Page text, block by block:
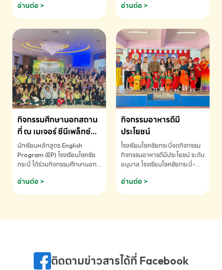
ข้อมูลเพิ่มเติม โทร. 075-691910
อ่านต่อ >
ด.ช.พัทธนันท์ พรหมพันธ์ ชั้น
อนุบาล EP K3 โรงเรียนโชคชัย
แข่งขันคณิตศาสตร์และคณิตคิด
เร็วนานาชาติ ครั้งที่ 46 ประจำปี
2569 ณ ประเทศสิงคโปร์
INTERNATIONAL
MATHEMATICS AND
MENTAL ARITHMETIC
COMPETITION 2026 - ถ้วย
รางวัลรองชนะเลิศอันดับที่ 2
Mental Arithmetic
Competition K2 - ถ้วยรางวัล
รองชนะเลิศอันดับที่ 2 Mental
K2(Grop) โรงเรียนโชคชัยกระบี่-
สอบถามข้อมูลเพิ่มเติม โทร.
075-691910
อ่านต่อ >
กิจกรรมศึกษานอกสถาน
ที่ ณ เมเจอร์ ซีนีเพล็กซ์
ระดับประถมศึกษา (EP.1-
6)
นักเรียนหลักสูตร English
Program (EP) โรงเรียนโชคชัย
กระบี่ ได้ร่วมกิจกรรมศึกษานอก
ชมภาพยนตร์ Toy Story 5
(Soundtrack)เพื่อเสริมทักษะ
ภาษา ผ่านประสบการณ์การเรียนรู้
075-691910
อ่านต่อ >
กิจกรรมอาหารดีมี
ประโยชน์
โรงเรียนโชคชัยกระบี่จดกิจกรรม
กิจกรรมอาหารดีมีประโยชน์ ระดับ
อนุบาล โรงเรียนโชคชัยกระบี่-
075-691910
อ่านต่อ >
ติดตามข่าวสารได้ที่ Facebook